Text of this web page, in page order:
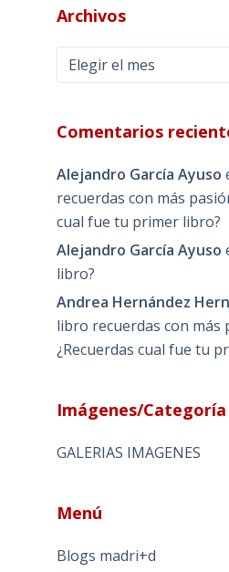
Archivos
Archivos
Comentarios
Alejandro García Ayuso
recuerdas con más
cual fue tu primer libro?
Alejandro García Ayuso
libro?
Andrea Hernández
libro recuerdas con más
¿Recuerdas cual fue tu
Imágenes/Categoría
GALERIAS IMAGENES
Menú
Blogs madri+d